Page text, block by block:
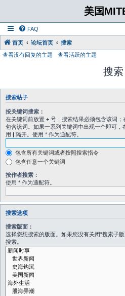
美国
FAQ
首页 论坛首页
搜索
查看没有回复的主题
查看活跃的主题
搜索
搜索帖子
按关键词搜索：
在关键词前放置 + 号，搜索结果必须包含该词；
包含该词。如果一系列关键词中出现一个即可
用 | 隔开。使用 * 作为通配符。
包含所有关键词或者按照搜索指令
包含任意一个关键词
按作者搜索：
使用 * 作为通配符。
搜索选项
搜索版面：
选择您想搜索的版面。如果您没有关闭“搜索子
搜索。